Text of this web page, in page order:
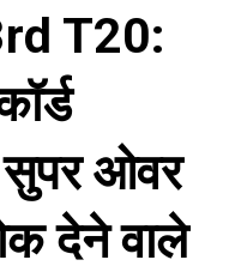
T20:
ओवर
देने वाले